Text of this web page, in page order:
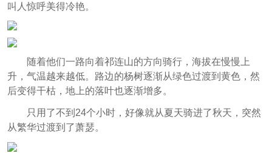
叫人惊呼美得冷艳。
随着他们一路向着祁连山的方向骑行，海拔在慢慢上
升，气温越来越低。路边的杨树逐渐从绿色过渡到黄色，然
后变得干枯，地上的落叶也逐渐增多。
只用了不到24个小时，好像就从夏天骑进了秋天，突然
从繁华过渡到了萧瑟。